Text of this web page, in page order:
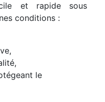
et rapide sous
conditions :
le